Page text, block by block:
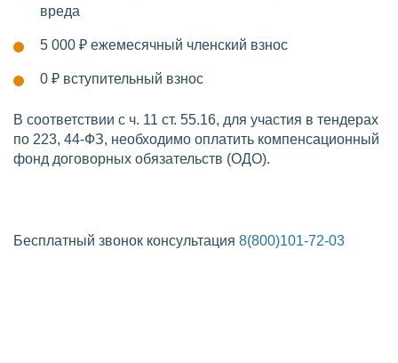
вреда
5 000 ₽ ежемесячный членский взнос
0 ₽ вступительный взнос
В соответствии с ч. 11 ст. 55.16, для участия в тендерах
по 223, 44-ФЗ, необходимо оплатить компенсационный
фонд договорных обязательств (ОДО).
Бесплатный звонок консультация 8(800)101-72-03